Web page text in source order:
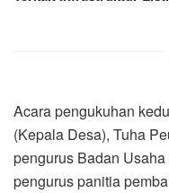
Acara pengukuhan
(Kepala Desa), Tuha
pengurus Badan
pengurus panitia